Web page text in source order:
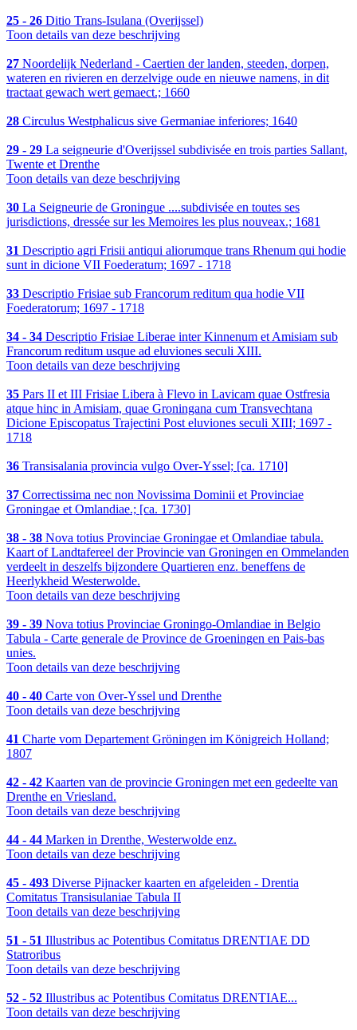
25 - 26 Ditio Trans-Isulana (Overijssel)
Toon details van deze beschrijving
27 Noordelijk Nederland - Caertien der landen, steeden, dorpen,
wateren en rivieren en derzelvige oude en nieuwe namens, in dit
tractaat gewach wert gemaect.; 1660
28 Circulus Westphalicus sive Germaniae inferiores; 1640
29 - 29 La seigneurie d'Overijssel subdivisée en trois parties Sallant,
Twente et Drenthe
Toon details van deze beschrijving
30 La Seigneurie de Groningue ....subdivisée en toutes ses
jurisdictions, dressée sur les Memoires les plus nouveax.; 1681
31 Descriptio agri Frisii antiqui aliorumque trans Rhenum qui hodie
sunt in dicione VII Foederatum; 1697 - 1718
33 Descriptio Frisiae sub Francorum reditum qua hodie VII
Foederatorum; 1697 - 1718
34 - 34 Descriptio Frisiae Liberae inter Kinnenum et Amisiam sub
Francorum reditum usque ad eluviones seculi XIII.
Toon details van deze beschrijving
35 Pars II et III Frisiae Libera à Flevo in Lavicam quae Ostfresia
atque hinc in Amisiam, quae Groningana cum Transvechtana
Dicione Episcopatus Trajectini Post eluviones seculi XIII; 1697 -
1718
36 Transisalania provincia vulgo Over-Yssel; [ca. 1710]
37 Correctissima nec non Novissima Dominii et Provinciae
Groningae et Omlandiae.; [ca. 1730]
38 - 38 Nova totius Provinciae Groningae et Omlandiae tabula.
Kaart of Landtafereel der Provincie van Groningen en Ommelanden
verdeelt in deszelfs bijzondere Quartieren enz. beneffens de
Heerlykheid Westerwolde.
Toon details van deze beschrijving
39 - 39 Nova totius Provinciae Groningo-Omlandiae in Belgio
Tabula - Carte generale de Province de Groeningen en Pais-bas
unies.
Toon details van deze beschrijving
40 - 40 Carte von Over-Yssel und Drenthe
Toon details van deze beschrijving
41 Charte vom Departement Gröningen im Königreich Holland;
1807
42 - 42 Kaarten van de provincie Groningen met een gedeelte van
Drenthe en Vriesland.
Toon details van deze beschrijving
44 - 44 Marken in Drenthe, Westerwolde enz.
Toon details van deze beschrijving
45 - 493 Diverse Pijnacker kaarten en afgeleiden - Drentia
Comitatus Transisulaniae Tabula II
Toon details van deze beschrijving
51 - 51 Illustribus ac Potentibus Comitatus DRENTIAE DD
Statroribus
Toon details van deze beschrijving
52 - 52 Illustribus ac Potentibus Comitatus DRENTIAE...
Toon details van deze beschrijving